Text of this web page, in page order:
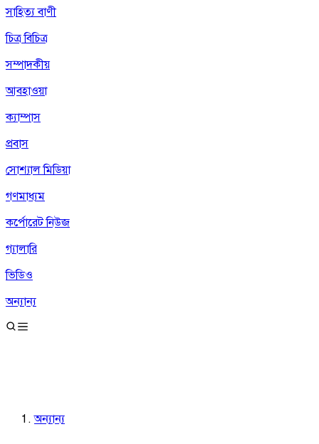
সাহিত্য বাণী
চিত্র বিচিত্র
সম্পাদকীয়
আবহাওয়া
ক্যাম্পাস
প্রবাস
সোশ্যাল মিডিয়া
গণমাধ্যম
কর্পোরেট নিউজ
গ্যালারি
ভিডিও
অন্যান্য
অন্যান্য